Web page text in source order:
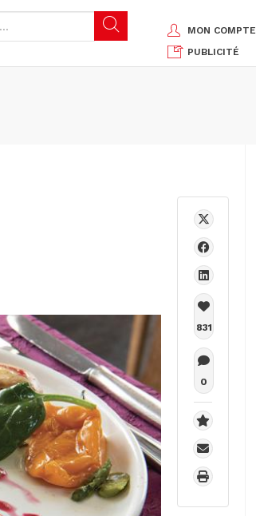
MON COMPTE
PUBLICITÉ
831
0